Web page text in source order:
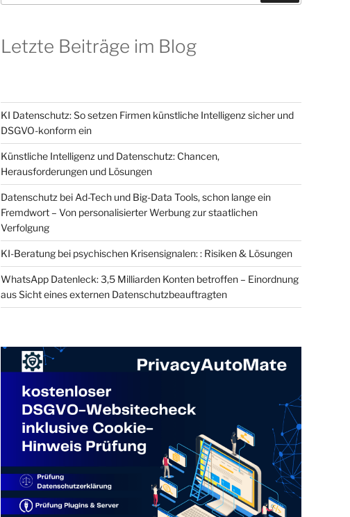
Letzte Beiträge im Blog
KI Datenschutz: So setzen Firmen künstliche Intelligenz sicher und
DSGVO-konform ein
Künstliche Intelligenz und Datenschutz: Chancen,
Herausforderungen und Lösungen
Datenschutz bei Ad-Tech und Big-Data Tools, schon lange ein
Fremdwort – Von personalisierter Werbung zur staatlichen
Verfolgung
KI-Beratung bei psychischen Krisensignalen: : Risiken & Lösungen
WhatsApp Datenleck: 3,5 Milliarden Konten betroffen – Einordnung
aus Sicht eines externen Datenschutzbeauftragten